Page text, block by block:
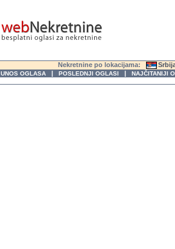
Nekretnine po lokacijama:
UNOS OGLASA | POSLEDNJI OGLASI | NAJČITANIJI